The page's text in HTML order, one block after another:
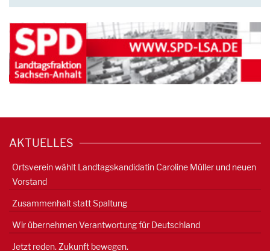
AKTUELLES
Ortsverein wählt Landtagskandidatin Caroline Müller und neuen
Vorstand
Zusammenhalt statt Spaltung
Wir übernehmen Verantwortung für Deutschland
Jetzt reden. Zukunft bewegen.